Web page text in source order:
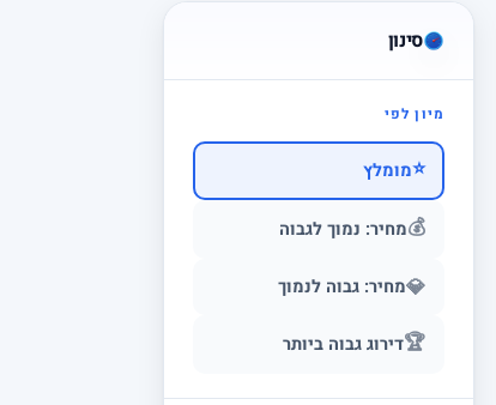
סינון
מיון לפי
⭐מומלץ
💰מחיר: נמוך לגבוה
💎מחיר: גבוה לנמוך
🏆דירוג גבוה ביותר